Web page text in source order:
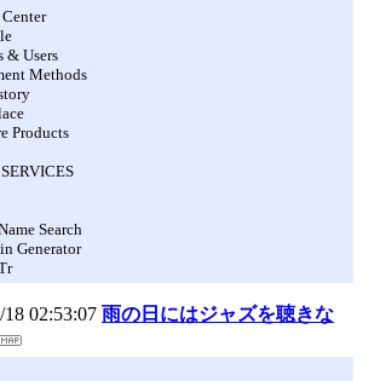
& Users
Methods
Products
Search
Generator
18 02:53:07 雨の日にはジャズを聴きな